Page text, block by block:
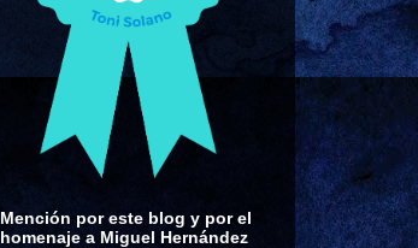
Mención por este blog y por el
homenaje a Miguel Hernández